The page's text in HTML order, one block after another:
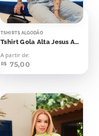
TSHIRTS ALGODÃO
Tshirt Gola Alta Jesus Aplicação
A partir de:
R$ 75,00